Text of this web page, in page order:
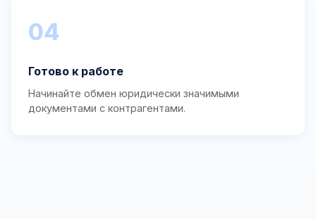
04
Готово к работе
Начинайте обмен юридически значимыми
документами с контрагентами.